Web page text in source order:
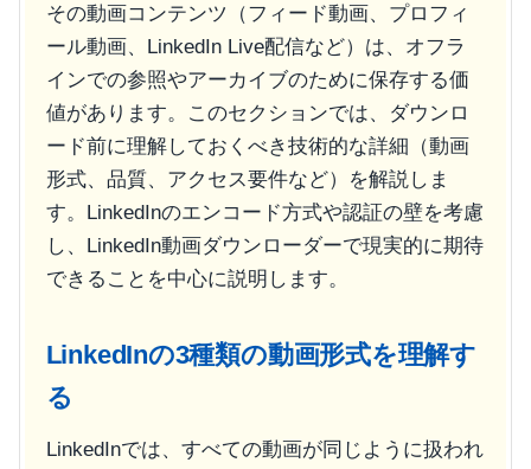
その動画コンテンツ（フィード動画、プロフィ
ール動画、LinkedIn Live配信など）は、オフラ
インでの参照やアーカイブのために保存する価
値があります。このセクションでは、ダウンロ
ード前に理解しておくべき技術的な詳細（動画
形式、品質、アクセス要件など）を解説しま
す。LinkedInのエンコード方式や認証の壁を考慮
し、LinkedIn動画ダウンローダーで現実的に期待
できることを中心に説明します。
LinkedInの3種類の動画形式を理解す
る
LinkedInでは、すべての動画が同じように扱われ